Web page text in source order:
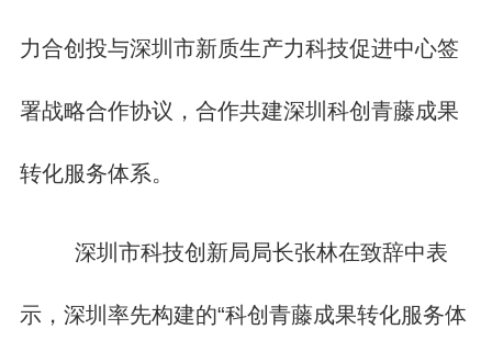
力合创投与深圳市新质生产力科技促进中心签
署战略合作协议，合作共建深圳科创青藤成果
转化服务体系。
深圳市科技创新局局长张林在致辞中表
示，深圳率先构建的“科创青藤成果转化服务体